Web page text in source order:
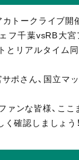
トークライブ開
フ千葉vsRB大
とリアルタイム
ポさん、国立マ
ァンな皆様、こ
確認しましょう！